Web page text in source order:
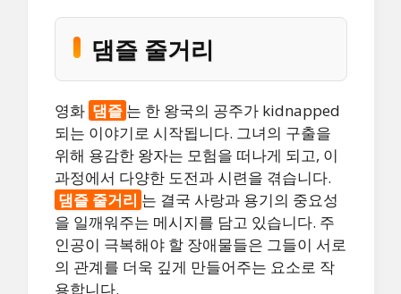
댐즐 줄거리
영화 댐즐 는 한 왕국의 공주가 kidnapped
되는 이야기로 시작됩니다. 그녀의 구출을
위해 용감한 왕자는 모험을 떠나게 되고, 이
과정에서 다양한 도전과 시련을 겪습니다.
댐즐 줄거리 는 결국 사랑과 용기의 중요성
을 일깨워주는 메시지를 담고 있습니다. 주
인공이 극복해야 할 장애물들은 그들이 서로
의 관계를 더욱 깊게 만들어주는 요소로 작
용합니다.